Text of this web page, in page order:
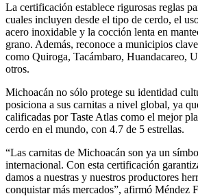
La certificación establece rigurosas reglas
cuales incluyen desde el tipo de cerdo, el
acero inoxidable y la cocción lenta en
grano. Además, reconoce a municipios
como Quiroga, Tacámbaro, Huandacareo,
otros.
Michoacán no sólo protege su identidad
posiciona a sus carnitas a nivel global, ya
calificadas por Taste Atlas como el mejor
cerdo en el mundo, con 4.7 de 5 estrellas.
“Las carnitas de Michoacán son ya un
internacional. Con esta certificación
damos a nuestras y nuestros productores
conquistar más mercados”, afirmó Méndez